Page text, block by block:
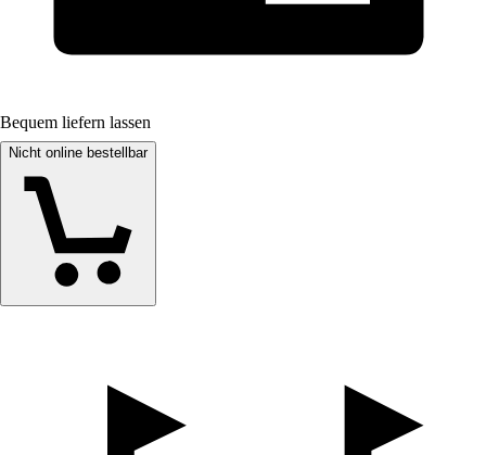
Bequem liefern lassen
Nicht online bestellbar